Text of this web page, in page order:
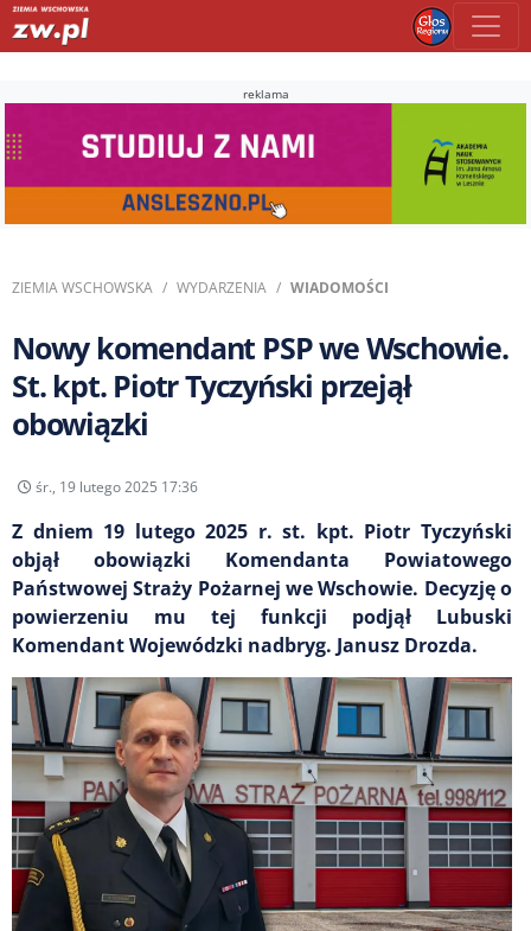
reklama
ZIEMIA WSCHOWSKA WYDARZENIA WIADOMOŚCI
Nowy komendant PSP we Wschowie.
St. kpt. Piotr Tyczyński przejął
obowiązki
śr., 19 lutego 2025 17:36
Z dniem 19 lutego 2025 r. st. kpt. Piotr Tyczyński
objął obowiązki Komendanta Powiatowego
Państwowej Straży Pożarnej we Wschowie. Decyzję o
powierzeniu mu tej funkcji podjął Lubuski
Komendant Wojewódzki nadbryg. Janusz Drozda.